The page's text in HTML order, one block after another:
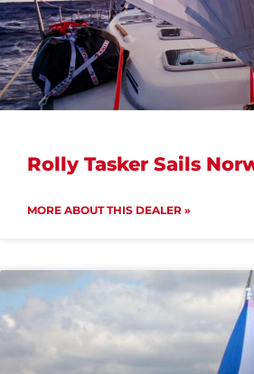
Rolly Tasker Sails
MORE ABOUT THIS DEALER »